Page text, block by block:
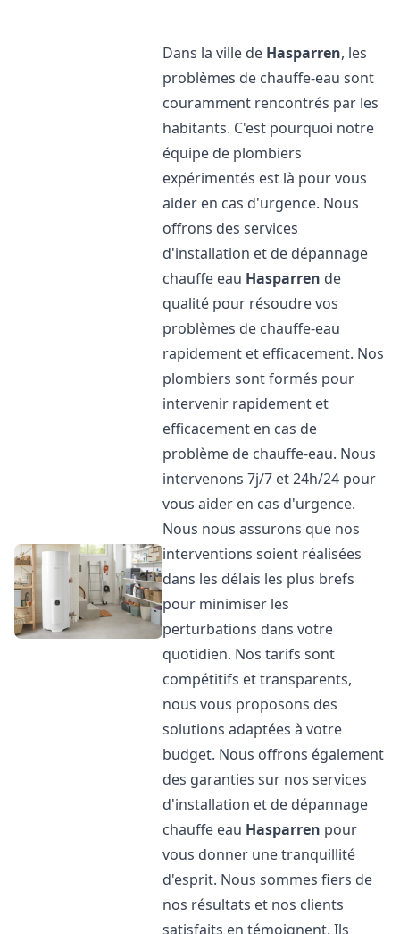
Dans la ville de Hasparren, les
problèmes de chauffe-eau sont
couramment rencontrés par les
habitants. C'est pourquoi notre
équipe de plombiers
expérimentés est là pour vous
aider en cas d'urgence. Nous
offrons des services
d'installation et de dépannage
chauffe eau Hasparren de
qualité pour résoudre vos
problèmes de chauffe-eau
rapidement et efficacement. Nos
plombiers sont formés pour
intervenir rapidement et
efficacement en cas de
problème de chauffe-eau. Nous
intervenons 7j/7 et 24h/24 pour
vous aider en cas d'urgence.
Nous nous assurons que nos
interventions soient réalisées
dans les délais les plus brefs
pour minimiser les
perturbations dans votre
quotidien. Nos tarifs sont
compétitifs et transparents,
nous vous proposons des
solutions adaptées à votre
budget. Nous offrons également
des garanties sur nos services
d'installation et de dépannage
chauffe eau Hasparren pour
vous donner une tranquillité
d'esprit. Nous sommes fiers de
nos résultats et nos clients
satisfaits en témoignent. Ils